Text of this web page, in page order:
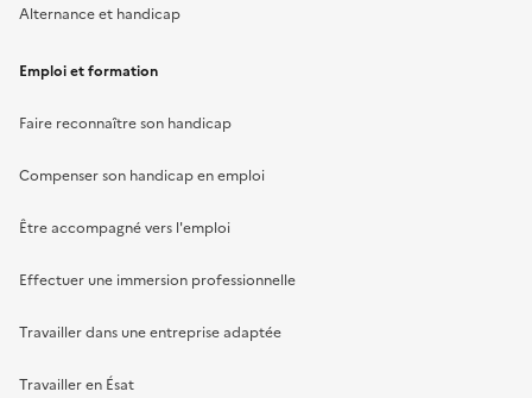
Alternance et handicap
Emploi et formation
Faire reconnaître son handicap
Compenser son handicap en emploi
Être accompagné vers l'emploi
Effectuer une immersion professionnelle
Travailler dans une entreprise adaptée
Travailler en Ésat